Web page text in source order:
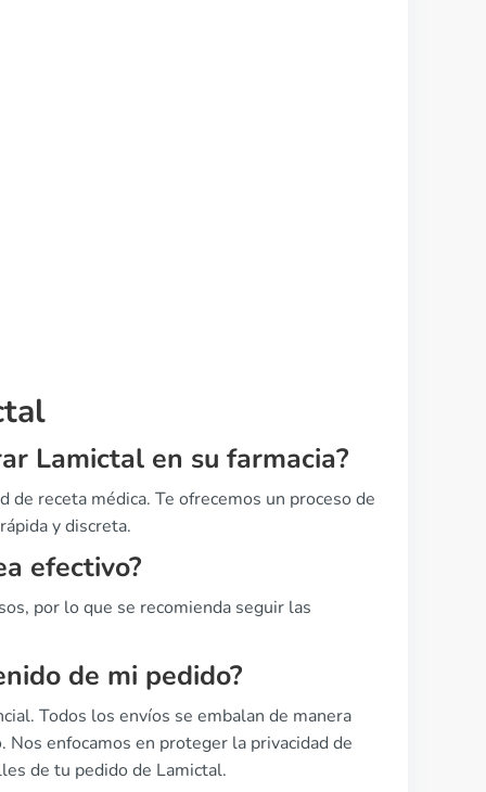
Lamictal en su farmacia?
receta médica. Te ofrecemos un proceso de
y discreta.
efectivo?
por lo que se recomienda seguir las
de mi pedido?
Todos los envíos se embalan de manera
enfocamos en proteger la privacidad de
de tu pedido de Lamictal.